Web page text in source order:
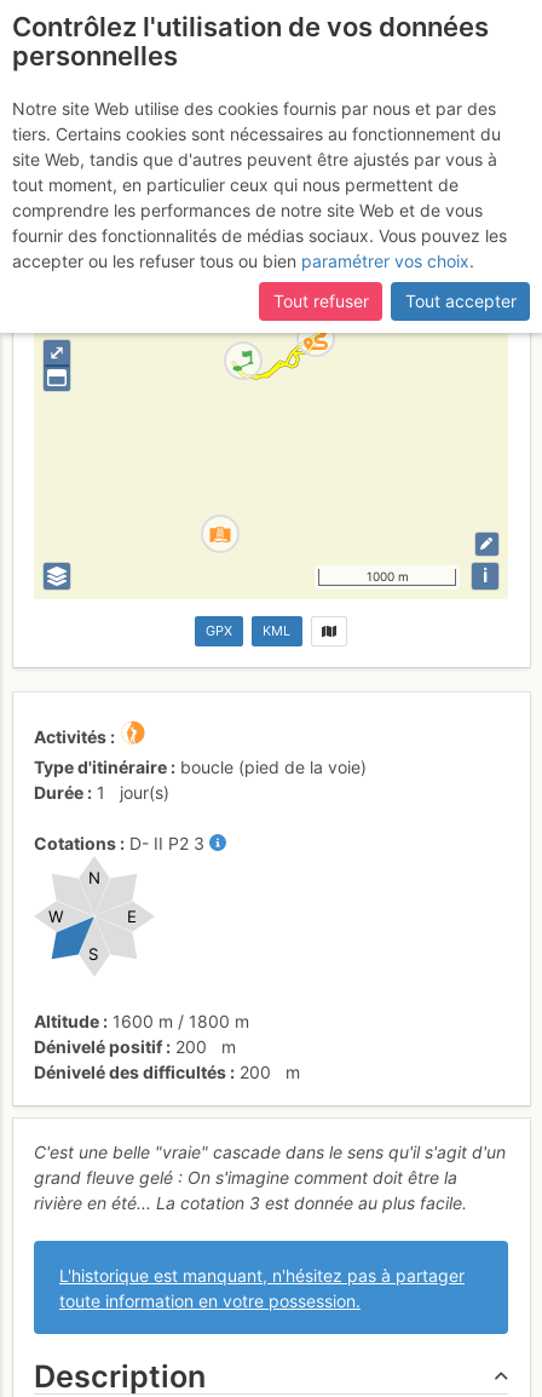
certaines pages ne sont plus accessibles, manquantes ou
incomplètes, déconnectez-vous puis reconnectez-vous à votre
compte sur le site.
Cogne - Valeille :
Cascade de Lillaz
Italie Grand Paradis Vallée d'Aoste
⤢
1000 m i
GPX KML
Activités
Type d'itinéraire
boucle (pied de la voie)
Durée
1 jour(s)
Cotations D- II P2 3
E
W
S
N
Altitude 1600 m / 1800 m
Dénivelé positif
200
m
Dénivelé des difficultés
200 m
C'est une belle "vraie" cascade dans le sens qu'il s'agit d'un
grand fleuve gelé : On s'imagine comment doit être la
rivière en été... La cotation 3 est donnée au plus facile.
L'historique est manquant, n'hésitez pas à partager
toute information en votre possession.
Description
Contrôlez l'utilisation de vos données
personnelles
Notre site Web utilise des cookies fournis par nous et par des
tiers. Certains cookies sont nécessaires au fonctionnement du
site Web, tandis que d'autres peuvent être ajustés par vous à
tout moment, en particulier ceux qui nous permettent de
comprendre les performances de notre site Web et de vous
fournir des fonctionnalités de médias sociaux. Vous pouvez les
accepter ou les refuser tous ou bien paramétrer vos choix.
Tout refuser
Tout accepter